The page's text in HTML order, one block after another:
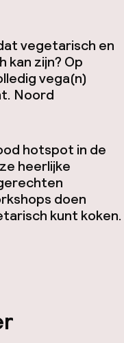
vegetarisch en
zijn? Op
vega(n)
Noord
hotspot in de
heerlijke
doen
kunt koken.